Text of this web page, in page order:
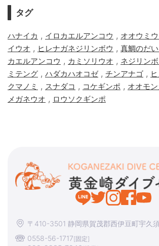
タグ
ハナイカ , イロカエルアンコウ , オオウミ
イウオ , ヒレナガネジリンボウ , 真鯛のだ
カエルアンコウ , カミソリウオ , ネジリン
ミテング , ハダカハオコゼ, チンアナゴ ,
クマノミ , スナダコ , コケギンポ , オオモ
メガネウオ , ロウソクギンポ
〒410-3501 静岡県賀茂郡西伊豆町宇久
0558-56-1717[固定]